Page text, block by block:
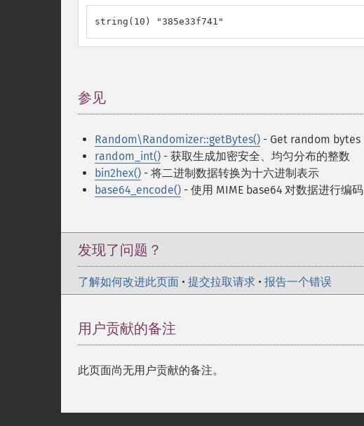
string(10) "385e33f741"
参见
Random\Randomizer::getBytes() - Get random bytes
random_int() - 获取生成加密安全、均匀分布的整数
bin2hex() - 将二进制数据转换为十六进制表示
base64_encode() - 使用 MIME base64 对数据进行编码
发现了问题？
了解如何改进此页面 • 提交拉取请求 • 报告一个错误
用户贡献的备注
此页面尚无用户贡献的备注。